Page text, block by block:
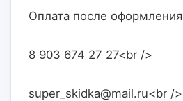
Оплата после
8 903 674 27 27<br />
super_skidka@mail.ru<br />